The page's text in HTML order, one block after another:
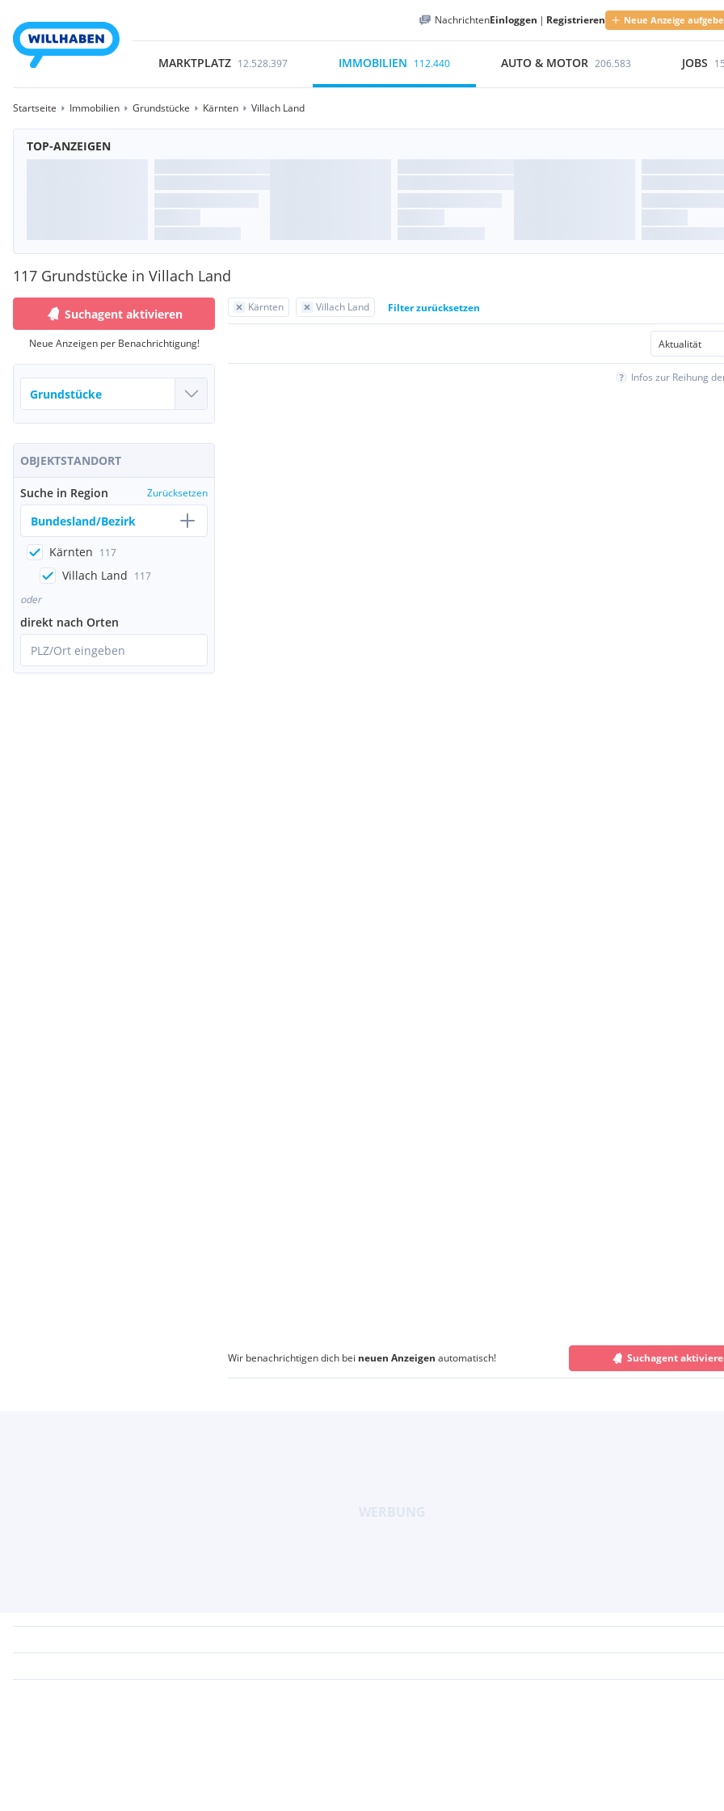
NachrichtenEinloggen | Registrieren Neue Anzeige
MARKTPLATZ 12.528.397 IMMOBILIEN 112.440 AUTO & MOTOR 206.583 JOBS
Startseite Immobilien Grundstücke Kärnten Villach Land
TOP-ANZEIGEN
117 Grundstücke in Villach Land
Suchagent aktivieren
Neue Anzeigen per Benachrichtigung!
OBJEKTSTANDORT
Suche in Region Zurücksetzen
Bundesland/Bezirk
Kärnten 117
Villach Land 117
oder
direkt nach Orten
PLZ/Ort eingeben
Kärnten Villach Land Filter zurücksetzen
Infos zur Reihung
Wir benachrichtigen dich bei neuen Anzeigen automatisch! Suchagent